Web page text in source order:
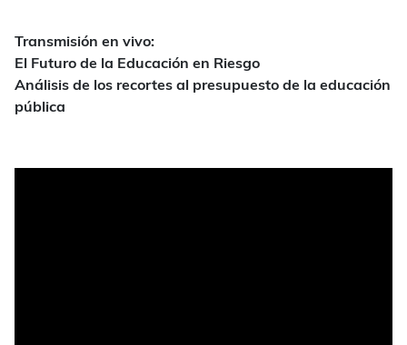
Transmisión en vivo:
El Futuro de la Educación en Riesgo
Análisis de los recortes al presupuesto de la educación
pública